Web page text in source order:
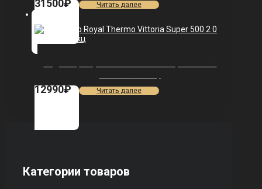
31500₽ Читать далее
12990₽ Читать далее
Категории товаров